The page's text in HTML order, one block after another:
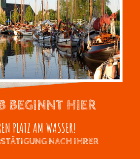
BEGINNT HIER
PLATZ AM WASSER!
NACH IHRER